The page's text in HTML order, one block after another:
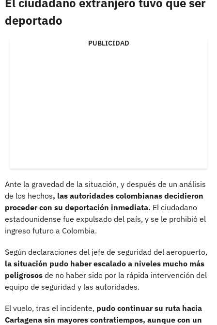
deportado
PUBLICIDAD
Ante la gravedad de la situación, y después de un análisis
de los hechos, las autoridades colombianas decidieron
proceder con su deportación inmediata. El ciudadano
estadounidense fue expulsado del país, y se le prohibió el
ingreso futuro a Colombia.
Según declaraciones del jefe de seguridad del aeropuerto,
la situación pudo haber escalado a niveles mucho más
peligrosos de no haber sido por la rápida intervención del
equipo de seguridad y las autoridades.
El vuelo, tras el incidente, pudo continuar su ruta hacia
Cartagena sin mayores contratiempos, aunque con un